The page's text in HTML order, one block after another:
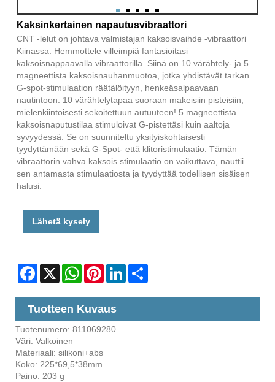
Kaksinkertainen napautusvibraattori
CNT -lelut on johtava valmistajan kaksoisvaihde -vibraattori
Kiinassa. Hemmottele villeimpiä fantasioitasi
kaksoisnappaavalla vibraattorilla. Siinä on 10 värähtely- ja 5
magneettista kaksoisnauhanmuotoa, jotka yhdistävät tarkan
G-spot-stimulaation räätälöityyn, henkeäsalpaavaan
nautintoon. 10 värähtelytapaa suoraan makeisiin pisteisiin,
mielenkiintoisesti sekoitettuun autuuteen! 5 magneettista
kaksoisnaputustilaa stimuloivat G-pistettäsi kuin aaltoja
syvyydessä. Se on suunniteltu yksityiskohtaisesti
tyydyttämään sekä G-Spot- että klitoristimulaatio. Tämän
vibraattorin vahva kaksois stimulaatio on vaikuttava, nauttii
sen antamasta stimulaatiosta ja tyydyttää todellisen sisäisen
halusi.
Lähetä kysely
Facebook
X WhatsAppPinterestLinkedIn
Tuotteen Kuvaus
Tuotenumero: 811069280
Väri: Valkoinen
Materiaali: silikoni+abs
Koko: 225*69,5*38mm
Paino: 203 g